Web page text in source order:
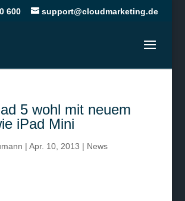
600 support@cloudmarketing.de
5 wohl mit neuem
iPad Mini
| Apr. 10, 2013 | News